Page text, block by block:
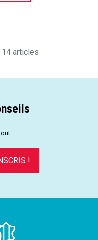
articles
!